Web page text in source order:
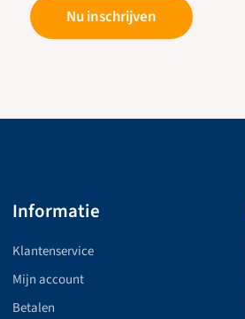
Nu inschrijven
Informatie
Klantenservice
Mijn account
Betalen